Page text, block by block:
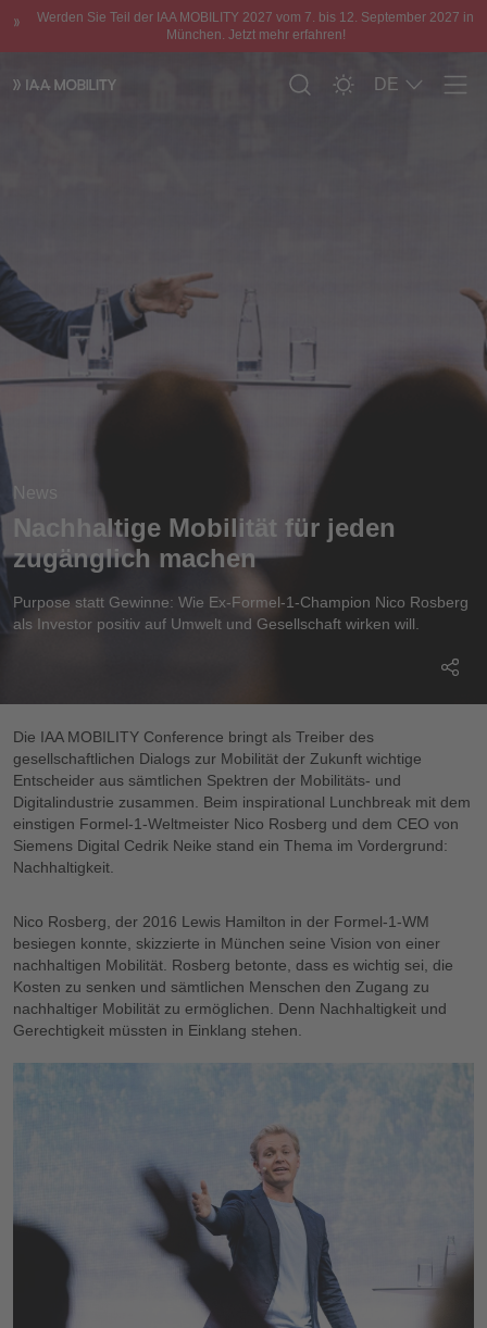
Werden Sie Teil der IAA MOBILITY 2027 vom 7. bis 12. September 2027 in
München. Jetzt mehr erfahren!
DE
News
Nachhaltige Mobilität für jeden
zugänglich machen
Purpose statt Gewinne: Wie Ex-Formel-1-Champion Nico Rosberg
als Investor positiv auf Umwelt und Gesellschaft wirken will.
Die IAA MOBILITY Conference bringt als Treiber des
gesellschaftlichen Dialogs zur Mobilität der Zukunft wichtige
Entscheider aus sämtlichen Spektren der Mobilitäts- und
Digitalindustrie zusammen. Beim inspirational Lunchbreak mit dem
einstigen Formel-1-Weltmeister Nico Rosberg und dem CEO von
Siemens Digital Cedrik Neike stand ein Thema im Vordergrund:
Nachhaltigkeit.
Nico Rosberg, der 2016 Lewis Hamilton in der Formel-1-WM
besiegen konnte, skizzierte in München seine Vision von einer
nachhaltigen Mobilität. Rosberg betonte, dass es wichtig sei, die
Kosten zu senken und sämtlichen Menschen den Zugang zu
nachhaltiger Mobilität zu ermöglichen. Denn Nachhaltigkeit und
Gerechtigkeit müssten in Einklang stehen.